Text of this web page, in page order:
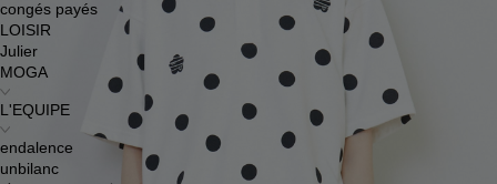
congés payés
LOISIR
Julier
MOGA
L'EQUIPE
endalence
unbilanc